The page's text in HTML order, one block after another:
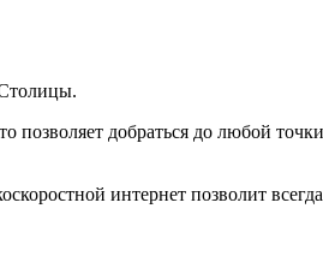
добраться до любой
интернет позволит